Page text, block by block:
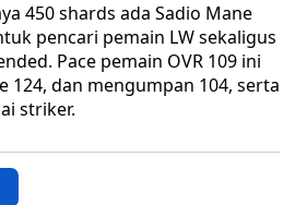
450 shards ada Sadio Mane
pencari pemain LW sekaligus
Pace pemain OVR 109 ini
124, dan mengumpan 104, serta
striker.